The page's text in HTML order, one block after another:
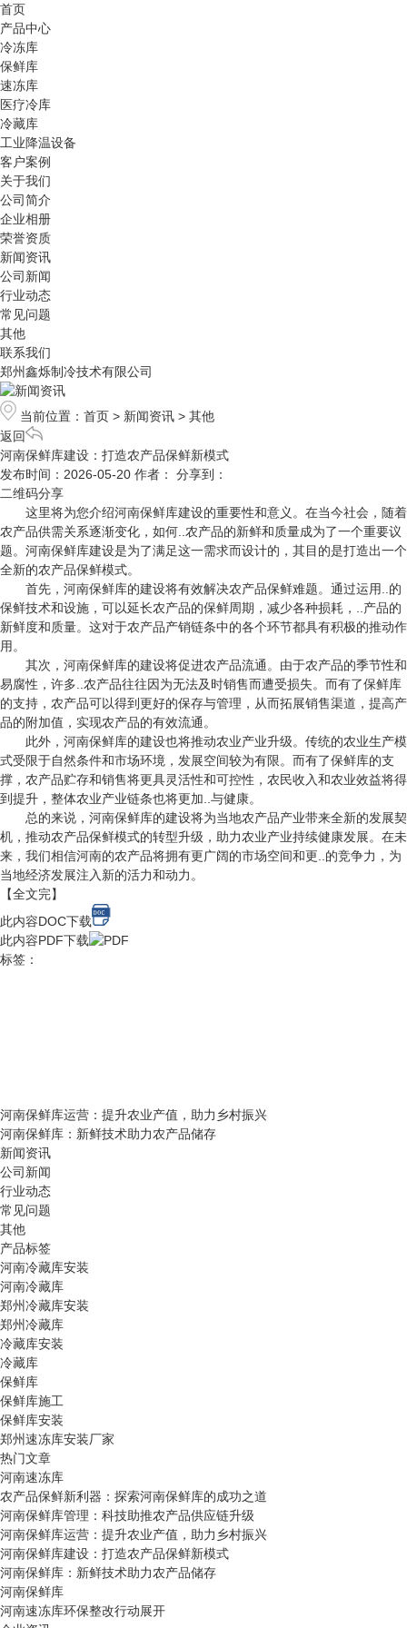
首页
产品中心
冷冻库
保鲜库
速冻库
医疗冷库
冷藏库
工业降温设备
客户案例
关于我们
公司简介
企业相册
荣誉资质
新闻资讯
公司新闻
行业动态
常见问题
其他
联系我们
郑州鑫烁制冷技术有限公司
当前位置： 首页 > 新闻资讯 > 其他
返回
河南保鲜库建设：打造农产品保鲜新模式
发布时间：2026-05-20 作者：
分享到：
二维码分享
这里将为您介绍河南保鲜库建设的重要性和意义。在当今社会，随着
农产品供需关系逐渐变化，如何..农产品的新鲜和质量成为了一个重要议
题。河南保鲜库建设是为了满足这一需求而设计的，其目的是打造出一个
全新的农产品保鲜模式。
首先，河南保鲜库的建设将有效解决农产品保鲜难题。通过运用..的
保鲜技术和设施，可以延长农产品的保鲜周期，减少各种损耗，..产品的
新鲜度和质量。这对于农产品产销链条中的各个环节都具有积极的推动作
用。
其次，河南保鲜库的建设将促进农产品流通。由于农产品的季节性和
易腐性，许多..农产品往往因为无法及时销售而遭受损失。而有了保鲜库
的支持，农产品可以得到更好的保存与管理，从而拓展销售渠道，提高产
品的附加值，实现农产品的有效流通。
此外，河南保鲜库的建设也将推动农业产业升级。传统的农业生产模
式受限于自然条件和市场环境，发展空间较为有限。而有了保鲜库的支
撑，农产品贮存和销售将更具灵活性和可控性，农民收入和农业效益将得
到提升，整体农业产业链条也将更加..与健康。
总的来说，河南保鲜库的建设将为当地农产品产业带来全新的发展契
机，推动农产品保鲜模式的转型升级，助力农业产业持续健康发展。在未
来，我们相信河南的农产品将拥有更广阔的市场空间和更..的竞争力，为
当地经济发展注入新的活力和动力。
【全文完】
此内容DOC下载
此内容PDF下载
标签：
河南保鲜库运营：提升农业产值，助力乡村振兴
河南保鲜库：新鲜技术助力农产品储存
新闻资讯
公司新闻
行业动态
常见问题
其他
产品标签
河南冷藏库安装
河南冷藏库
郑州冷藏库安装
郑州冷藏库
冷藏库安装
冷藏库
保鲜库
保鲜库施工
保鲜库安装
郑州速冻库安装厂家
热门文章
河南速冻库
农产品保鲜新利器：探索河南保鲜库的成功之道
河南保鲜库管理：科技助推农产品供应链升级
河南保鲜库运营：提升农业产值，助力乡村振兴
河南保鲜库建设：打造农产品保鲜新模式
河南保鲜库：新鲜技术助力农产品储存
河南保鲜库
河南速冻库环保整改行动展开